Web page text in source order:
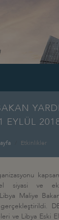
EYLÜL
Etkinlikler
siyasi ve
Maliye Bakan
ve Libya Eski